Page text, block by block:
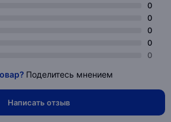
0
0
0
0
0
Поделитесь мнением
Написать отзыв